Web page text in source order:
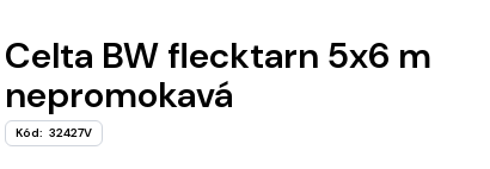
Celta BW flecktarn 5x6 m
nepromokavá
Kód: 32427V